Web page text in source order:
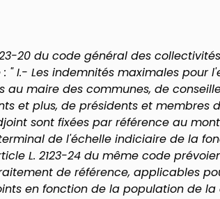
20 du code général des
" I.- Les indemnités maximales pour
au maire des communes, de
et plus, de présidents et membres
sont fixées par référence au
de l'échelle indiciaire de la
L. 2123-24 du même code
de référence, applicables
en fonction de la population de la